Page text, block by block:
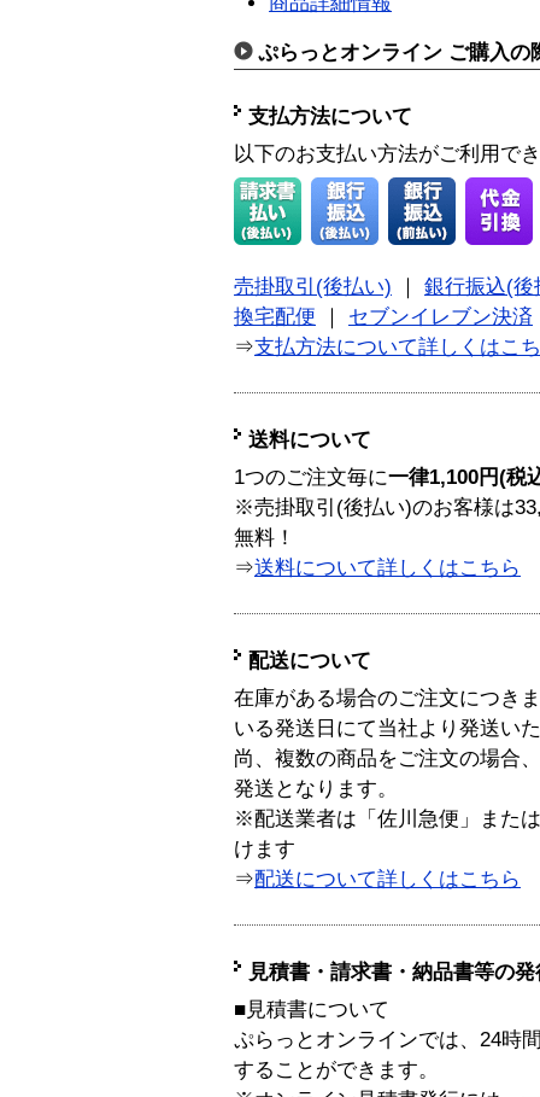
ぷらっとオンライン ご購入の
支払方法について
以下のお支払い方法がご利用で
売掛取引(後払い)
銀行振込(後
換宅配便
セブンイレブン決済
⇒支払方法について詳しくはこ
送料について
1つのご注文毎に一律1,100円(税
※売掛取引(後払い)のお客様は
無料！
⇒送料について詳しくはこちら
配送について
在庫がある場合のご注文につき
いる発送日にて当社より発送い
尚、複数の商品をご注文の場合
発送となります。
※配送業者は「佐川急便」また
けます
⇒配送について詳しくはこちら
見積書・請求書・納品書等の
■見積書について
ぷらっとオンラインでは、24時
することができます。